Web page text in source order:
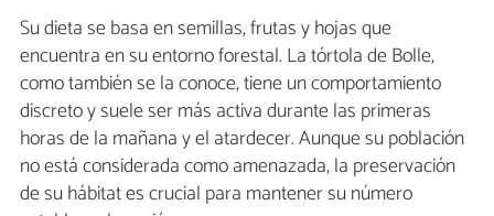
Su dieta se basa en semillas, frutas y hojas que
encuentra en su entorno forestal. La tórtola de Bolle,
como también se la conoce, tiene un comportamiento
discreto y suele ser más activa durante las primeras
horas de la mañana y el atardecer. Aunque su población
no está considerada como amenazada, la preservación
de su hábitat es crucial para mantener su número